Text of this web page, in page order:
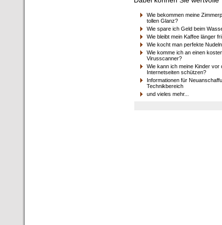
Wie bekommen meine
tollen Glanz?
Wie spare ich Geld beim
Wie bleibt mein Kaffee länger
Wie kocht man perfekte
Wie komme ich an einen
Virusscanner?
Wie kann ich meine Kinder vor
Internetseiten schützen?
Informationen für
Technikbereich
und vieles mehr...